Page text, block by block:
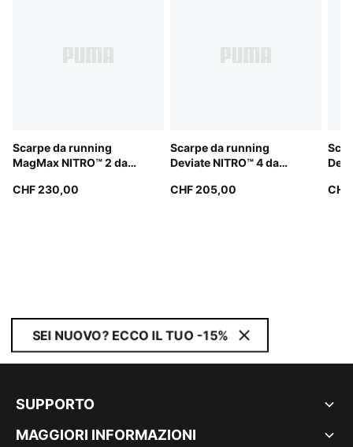
Scarpe da running
MagMax NITRO™ 2 da
CHF 230,00
Scarpe da running
Deviate NITRO™ 4 da
CHF 205,00
SEI NUOVO? ECCO IL TUO -15%
SUPPORTO
MAGGIORI INFORMAZIONI